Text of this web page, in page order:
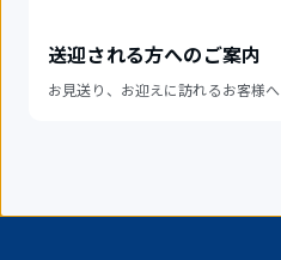
送迎される方へのご案内
お見送り、お迎えに訪れるお客様へ